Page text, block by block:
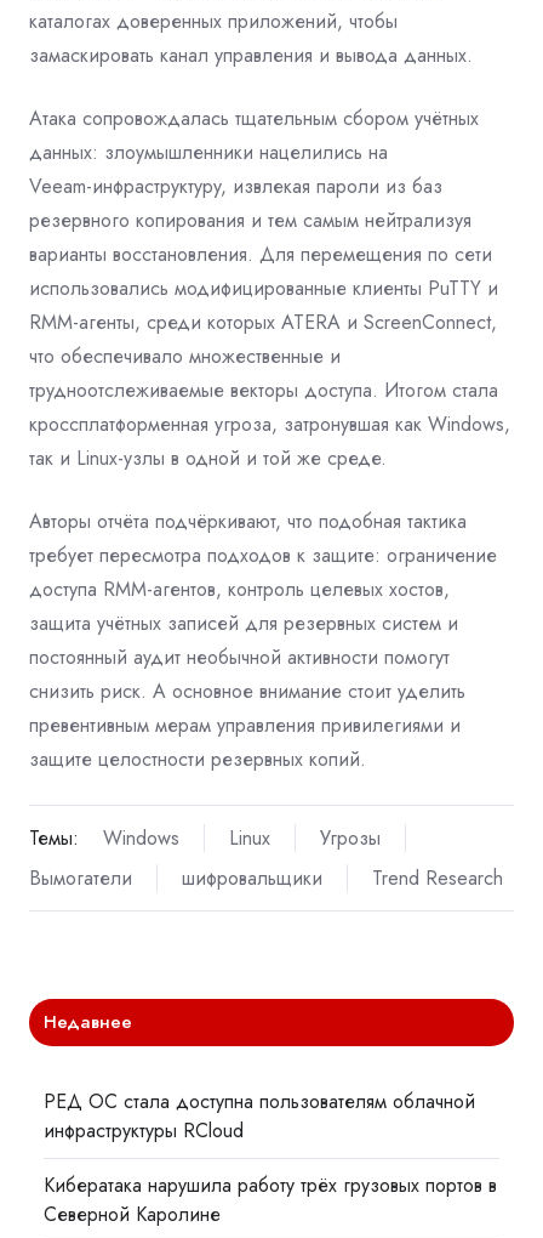
каталогах доверенных приложений, чтобы
замаскировать канал управления и вывода данных.
Атака сопровождалась тщательным сбором учётных
данных: злоумышленники нацелились на
Veeam‑инфраструктуру, извлекая пароли из баз
резервного копирования и тем самым нейтрализуя
варианты восстановления. Для перемещения по сети
использовались модифицированные клиенты PuTTY и
RMM‑агенты, среди которых ATERA и ScreenConnect,
что обеспечивало множественные и
трудноотслеживаемые векторы доступа. Итогом стала
кроссплатформенная угроза, затронувшая как Windows,
так и Linux‑узлы в одной и той же среде.
Авторы отчёта подчёркивают, что подобная тактика
требует пересмотра подходов к защите: ограничение
доступа RMM‑агентов, контроль целевых хостов,
защита учётных записей для резервных систем и
постоянный аудит необычной активности помогут
снизить риск. А основное внимание стоит уделить
превентивным мерам управления привилегиями и
защите целостности резервных копий.
Темы: Windows Linux
Угрозы
Вымогатели
шифровальщики Trend Research
Недавнее
РЕД ОС стала доступна пользователям облачной
инфраструктуры RCloud
Кибератака нарушила работу трёх грузовых портов в
Северной Каролине